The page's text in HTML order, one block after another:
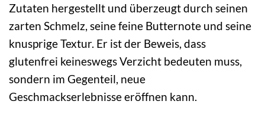
Zutaten hergestellt und überzeugt durch seinen
zarten Schmelz, seine feine Butternote und seine
knusprige Textur. Er ist der Beweis, dass
glutenfrei keineswegs Verzicht bedeuten muss,
sondern im Gegenteil, neue
Geschmackserlebnisse eröffnen kann.